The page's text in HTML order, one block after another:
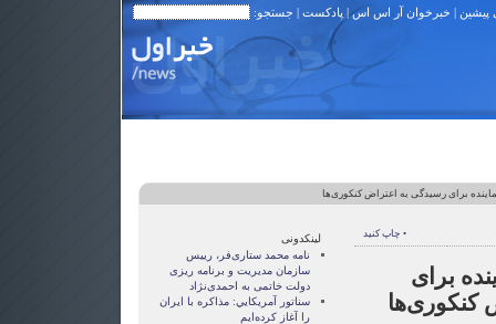
پیشین | خبرخوان آر اس اس| پادکست | جستجو:
• چاپ کنید
۱۷۲ نماینده برای
کنکوری‌ها
لینکدونی
نامه محمد ستاری‌فر، رییس
سازمان مدیریت و برنامه ریزی
دولت خاتمی به احمدی‌نژاد
سناتور آمريکايي: مذاکره با ايران
را آغاز کرده‌ايم